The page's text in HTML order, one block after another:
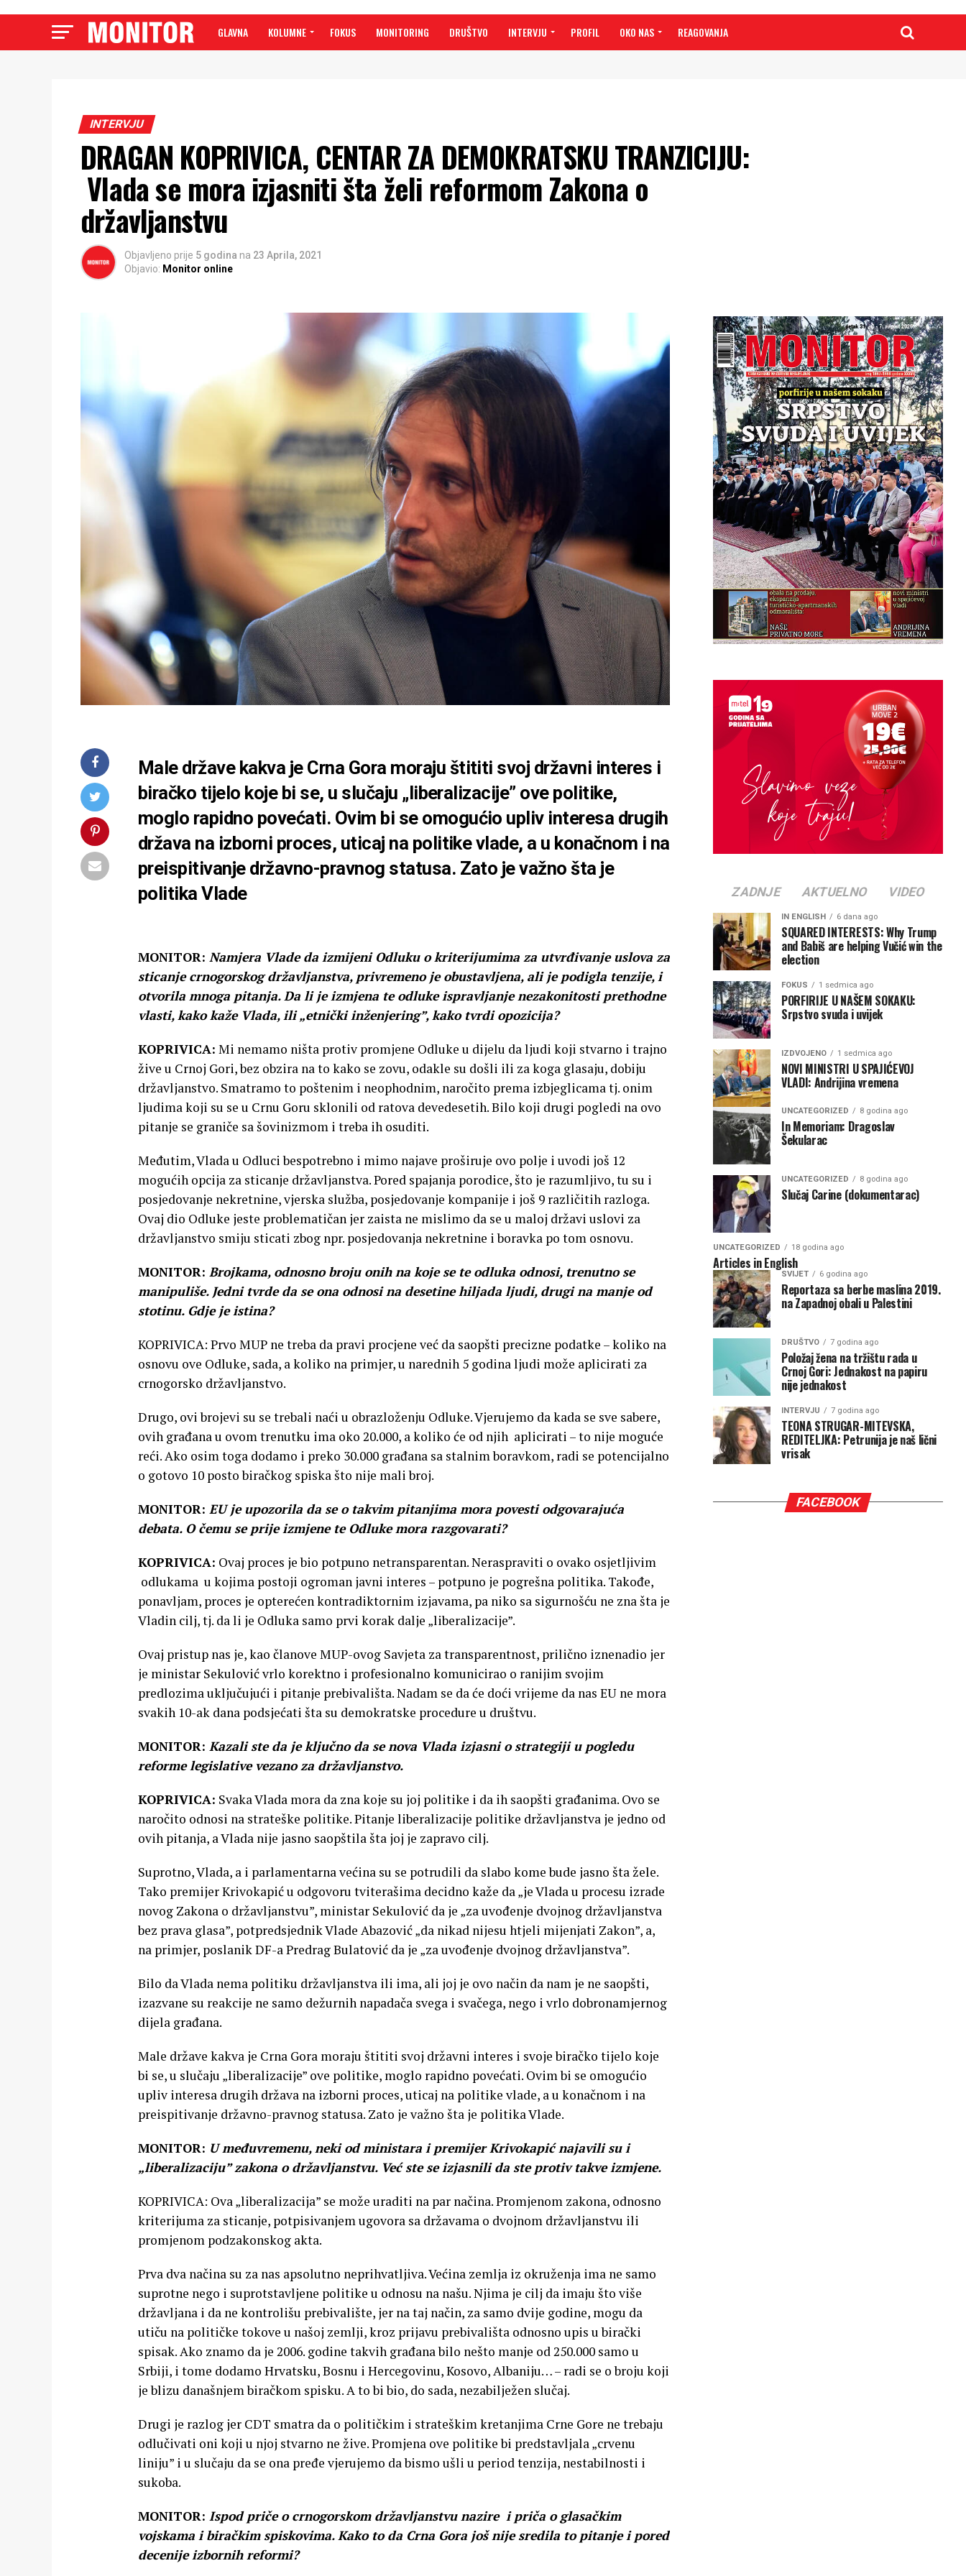
GLAVNA KOLUMNE FOKUS MONITORING DRUŠTVO INTERVJU PROFIL OKO NAS REAGOVANJA
INTERVJU
DRAGAN KOPRIVICA, CENTAR ZA DEMOKRATSKU TRANZICIJU:
Vlada se mora izjasniti šta želi reformom Zakona o
državljanstvu
Objavljeno prije 5 godina na 23 Aprila, 2021
Objavio: Monitor online
Male države kakva je Crna Gora moraju štititi svoj državni interes i
biračko tijelo koje bi se, u slučaju „liberalizacije” ove politike,
moglo rapidno povećati. Ovim bi se omogućio upliv interesa drugih
država na izborni proces, uticaj na politike vlade, a u konačnom i na
preispitivanje državno-pravnog statusa. Zato je važno šta je
politika Vlade
MONITOR: Namjera Vlade da izmijeni Odluku o kriterijumima za utvrđivanje uslova za
sticanje crnogorskog državljanstva, privremeno je obustavljena, ali je podigla tenzije, i
otvorila mnoga pitanja. Da li je izmjena te odluke ispravljanje nezakonitosti prethodne
vlasti, kako kaže Vlada, ili „etnički inženjering”, kako tvrdi opozicija?
KOPRIVICA: Mi nemamo ništa protiv promjene Odluke u dijelu da ljudi koji stvarno i trajno
žive u Crnoj Gori, bez obzira na to kako se zovu, odakle su došli ili za koga glasaju, dobiju
državljanstvo. Smatramo to poštenim i neophodnim, naročito prema izbjeglicama tj. onim
ljudima koji su se u Crnu Goru sklonili od ratova devedesetih. Bilo koji drugi pogledi na ovo
pitanje se graniče sa šovinizmom i treba ih osuditi.
Međutim, Vlada u Odluci bespotrebno i mimo najave proširuje ovo polje i uvodi još 12
mogućih opcija za sticanje državljanstva. Pored spajanja porodice, što je razumljivo, tu su i
posjedovanje nekretnine, vjerska služba, posjedovanje kompanije i još 9 različitih razloga.
Ovaj dio Odluke jeste problematičan jer zaista ne mislimo da se u maloj državi uslovi za
državljanstvo smiju sticati zbog npr. posjedovanja nekretnine i boravka po tom osnovu.
MONITOR: Brojkama, odnosno broju onih na koje se te odluka odnosi, trenutno se
manipuliše. Jedni tvrde da se ona odnosi na desetine hiljada ljudi, drugi na manje od
stotinu. Gdje je istina?
KOPRIVICA: Prvo MUP ne treba da pravi procjene već da saopšti precizne podatke – koliko na
osnovu ove Odluke, sada, a koliko na primjer, u narednih 5 godina ljudi može aplicirati za
crnogorsko državljanstvo.
Drugo, ovi brojevi su se trebali naći u obrazloženju Odluke. Vjerujemo da kada se sve sabere,
ovih građana u ovom trenutku ima oko 20.000, a koliko će od njih aplicirati – to nije moguće
reći. Ako osim toga dodamo i preko 30.000 građana sa stalnim boravkom, radi se potencijalno
o gotovo 10 posto biračkog spiska što nije mali broj.
MONITOR: EU je upozorila da se o takvim pitanjima mora povesti odgovarajuća
debata. O čemu se prije izmjene te Odluke mora razgovarati?
KOPRIVICA: Ovaj proces je bio potpuno netransparentan. Neraspraviti o ovako osjetljivim
odlukama u kojima postoji ogroman javni interes – potpuno je pogrešna politika. Takođe,
ponavljam, proces je opterećen kontradiktornim izjavama, pa niko sa sigurnošću ne zna šta je
Vladin cilj, tj. da li je Odluka samo prvi korak dalje „liberalizacije”.
Ovaj pristup nas je, kao članove MUP-ovog Savjeta za transparentnost, prilično iznenadio jer
je ministar Sekulović vrlo korektno i profesionalno komunicirao o ranijim svojim
predlozima uključujući i pitanje prebivališta. Nadam se da će doći vrijeme da nas EU ne mora
svakih 10-ak dana podsjećati šta su demokratske procedure u društvu.
MONITOR: Kazali ste da je ključno da se nova Vlada izjasni o strategiji u pogledu
reforme legislative vezano za državljanstvo.
KOPRIVICA: Svaka Vlada mora da zna koje su joj politike i da ih saopšti građanima. Ovo se
naročito odnosi na strateške politike. Pitanje liberalizacije politike državljanstva je jedno od
ovih pitanja, a Vlada nije jasno saopštila šta joj je zapravo cilj.
Suprotno, Vlada, a i parlamentarna većina su se potrudili da slabo kome bude jasno šta žele.
Tako premijer Krivokapić u odgovoru tviterašima decidno kaže da „je Vlada u procesu izrade
novog Zakona o državljanstvu”, ministar Sekulović da je „za uvođenje dvojnog državljanstva
bez prava glasa”, potpredsjednik Vlade Abazović „da nikad nijesu htjeli mijenjati Zakon”, a,
na primjer, poslanik DF-a Predrag Bulatović da je „za uvođenje dvojnog državljanstva”.
Bilo da Vlada nema politiku državljanstva ili ima, ali joj je ovo način da nam je ne saopšti,
izazvane su reakcije ne samo dežurnih napadača svega i svačega, nego i vrlo dobronamjernog
dijela građana.
Male države kakva je Crna Gora moraju štititi svoj državni interes i svoje biračko tijelo koje
bi se, u slučaju „liberalizacije” ove politike, moglo rapidno povećati. Ovim bi se omogućio
upliv interesa drugih država na izborni proces, uticaj na politike vlade, a u konačnom i na
preispitivanje državno-pravnog statusa. Zato je važno šta je politika Vlade.
MONITOR: U međuvremenu, neki od ministara i premijer Krivokapić najavili su i
„liberalizaciju” zakona o državljanstvu. Već ste se izjasnili da ste protiv takve izmjene.
KOPRIVICA: Ova „liberalizacija” se može uraditi na par načina. Promjenom zakona, odnosno
kriterijuma za sticanje, potpisivanjem ugovora sa državama o dvojnom državljanstvu ili
promjenom podzakonskog akta.
Prva dva načina su za nas apsolutno neprihvatljiva. Većina zemlja iz okruženja ima ne samo
suprotne nego i suprotstavljene politike u odnosu na našu. Njima je cilj da imaju što više
državljana i da ne kontrolišu prebivalište, jer na taj način, za samo dvije godine, mogu da
utiču na političke tokove u našoj zemlji, kroz prijavu prebivališta odnosno upis u birački
spisak. Ako znamo da je 2006. godine takvih građana bilo nešto manje od 250.000 samo u
Srbiji, i tome dodamo Hrvatsku, Bosnu i Hercegovinu, Kosovo, Albaniju… – radi se o broju koji
je blizu današnjem biračkom spisku. A to bi bio, do sada, nezabilježen slučaj.
Drugi je razlog jer CDT smatra da o političkim i strateškim kretanjima Crne Gore ne trebaju
odlučivati oni koji u njoj stvarno ne žive. Promjena ove politike bi predstavljala „crvenu
liniju” i u slučaju da se ona pređe vjerujemo da bismo ušli u period tenzija, nestabilnosti i
sukoba.
MONITOR: Ispod priče o crnogorskom državljanstvu nazire i priča o glasačkim
vojskama i biračkim spiskovima. Kako to da Crna Gora još nije sredila to pitanje i pored
decenije izbornih reformi?
ZADNJE AKTUELNO VIDEO
IN ENGLISH 6 dana ago
SQUARED INTERESTS: Why Trump
and Babiš are helping Vučić win the
election
FOKUS 1 sedmica ago
PORFIRIJE U NAŠEM SOKAKU:
Srpstvo svuda i uvijek
IZDVOJENO 1 sedmica ago
NOVI MINISTRI U SPAJIĆEVOJ
VLADI: Andrijina vremena
UNCATEGORIZED 8 godina ago
In Memoriam: Dragoslav
Šekularac
UNCATEGORIZED 8 godina ago
Slučaj Carine (dokumentarac)
UNCATEGORIZED 18 godina ago
Articles in English
SVIJET 6 godina ago
Reportaza sa berbe maslina 2019.
na Zapadnoj obali u Palestini
DRUŠTVO 7 godina ago
Položaj žena na tržištu rada u
Crnoj Gori: Jednakost na papiru
nije jednakost
INTERVJU 7 godina ago
TEONA STRUGAR-MITEVSKA,
REDITELJKA: Petrunija je naš lični
vrisak
FACEBOOK